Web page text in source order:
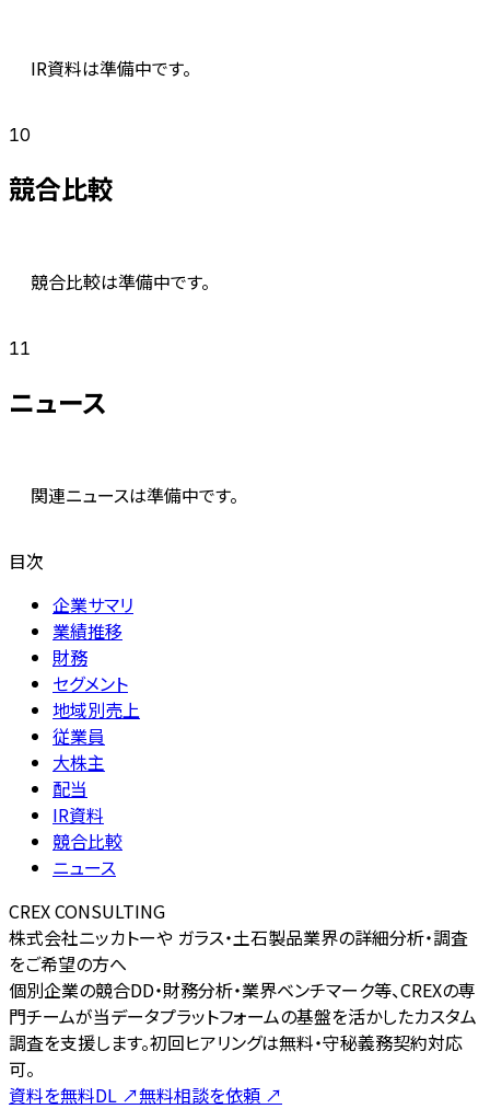
IR資料は準備中です。
10
競合比較
競合比較は準備中です。
11
ニュース
関連ニュースは準備中です。
目次
企業サマリ
業績推移
財務
セグメント
地域別売上
従業員
大株主
配当
IR資料
競合比較
ニュース
CREX CONSULTING
株式会社ニッカトーや ガラス・土石製品業界の詳細分析・調査
をご希望の方へ
個別企業の競合DD・財務分析・業界ベンチマーク等、CREXの専
門チームが当データプラットフォームの基盤を活かしたカスタム
調査を支援します。初回ヒアリングは無料・守秘義務契約対応
可。
資料を無料DL ↗無料相談を依頼 ↗